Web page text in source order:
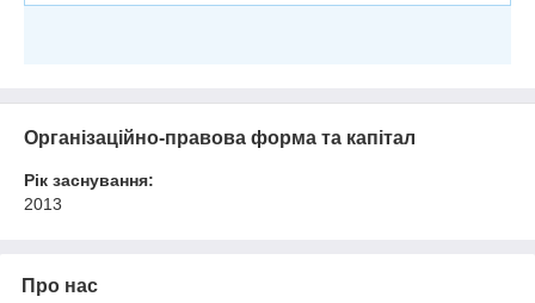
Організаційно-правова форма та капітал
Рік заснування:
2013
Про нас